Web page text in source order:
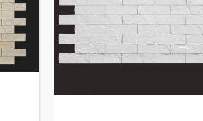
((cancelText)) ((modalDeleteText))
Cancel Create wishlist
Cancel Sign in